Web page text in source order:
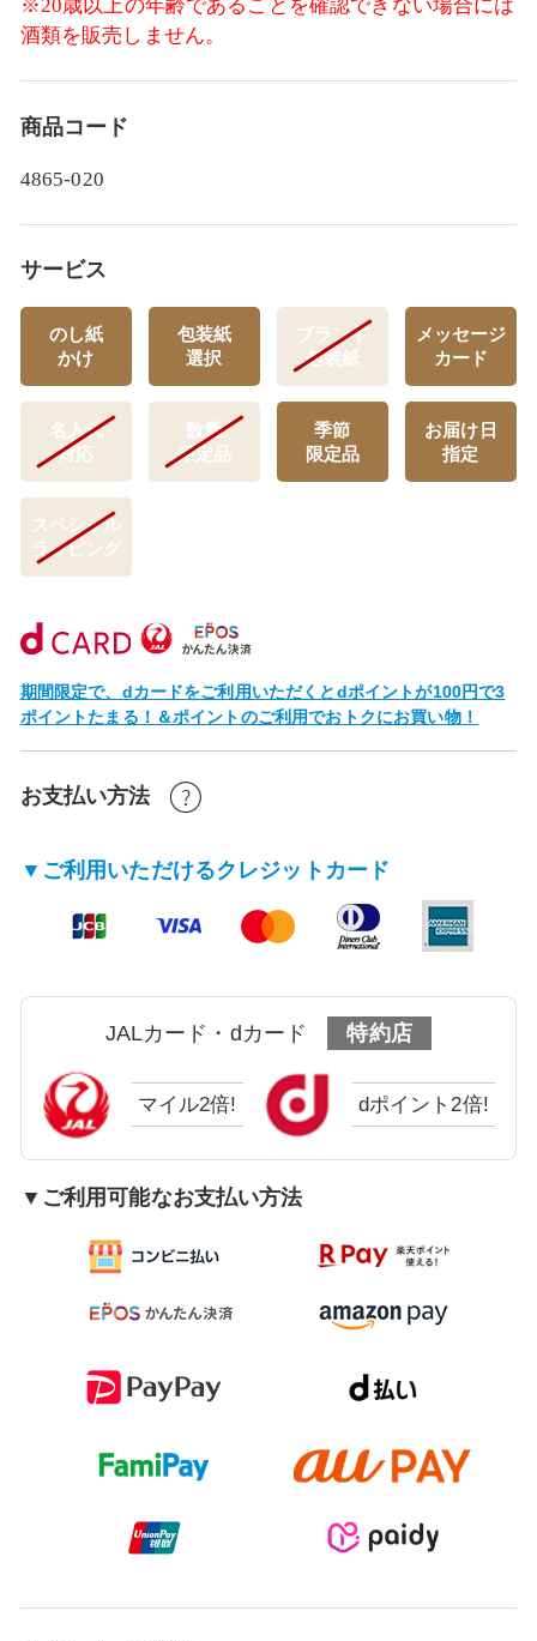
※20歳以上の年齢であることを確認できない場合には
酒類を販売しません。
商品コード
4865-020
サービス
のし紙
かけ
包装紙
選択
ブランド
包装紙
メッセージ
カード
名入れ
対応
数量
限定品
季節
限定品
お届け日
指定
スペシャル
ラッピング
期間限定で、dカードをご利用いただくとdポイントが100円で3
ポイントたまる！＆ポイントのご利用でおトクにお買い物！
お支払い方法
▼ご利用いただけるクレジットカード
JALカード・dカード 特約店
マイル2倍! dポイント2倍!
▼ご利用可能なお支払い方法